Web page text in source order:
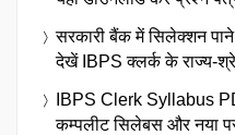
सरकारी बैंक में सिलेक्शन
देखें IBPS क्लर्क के राज्य-
IBPS Clerk Syllabus
कम्पलीट सिलेबस और नया